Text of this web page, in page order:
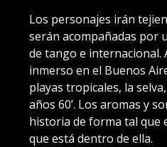
Los personajes irán
serán acompañadas por
de tango e internacional.
inmerso en el Buenos
playas tropicales, la
años 60’. Los aromas y
historia de forma tal que
que está dentro de ella.